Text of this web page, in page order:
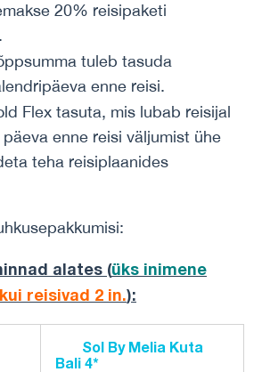
20% reisipaketi
tuleb tasuda
enne reisi.
Flex tasuta, mis lubab reisijal
enne reisi väljumist ühe
teha reisiplaanides
alates (üks inimene
reisivad 2 in.):
Sol By Melia Kuta
Bali 4*